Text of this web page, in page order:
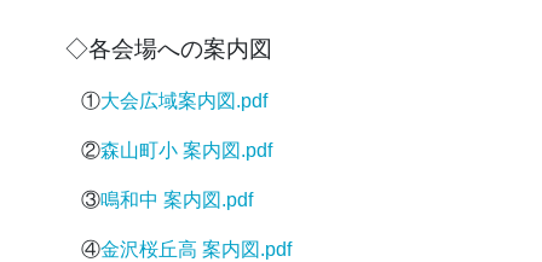
◇各会場への案内図
①大会広域案内図.pdf
②森山町小 案内図.pdf
③鳴和中 案内図.pdf
④金沢桜丘高 案内図.pdf